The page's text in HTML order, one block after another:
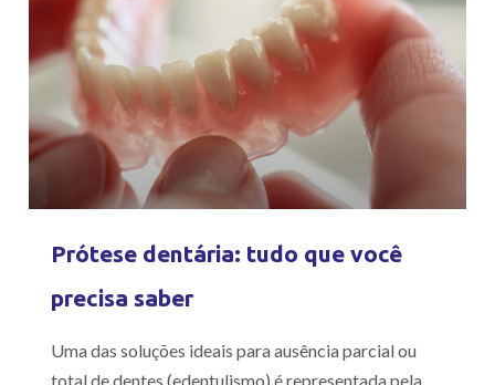
Prótese dentária: tudo que você
precisa saber
Uma das soluções ideais para ausência parcial ou
total de dentes (edentulismo) é representada pela